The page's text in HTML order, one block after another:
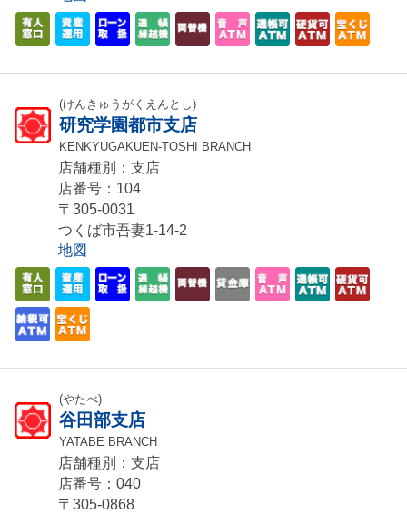
(けんきゅうがくえんとし)
研究学園都市支店
KENKYUGAKUEN-TOSHI BRANCH
店舗種別：支店
店番号：104
〒305-0031
つくば市吾妻1-14-2
地図
(やたべ)
谷田部支店
YATABE BRANCH
店舗種別：支店
店番号：040
〒305-0868